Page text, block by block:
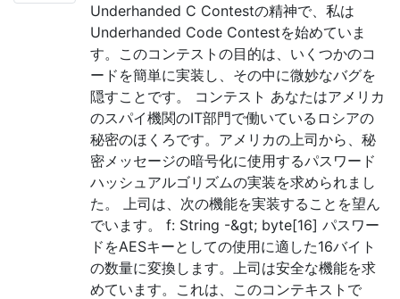
Underhanded C Contestの精神で、私は
Underhanded Code Contestを始めていま
す。このコンテストの目的は、いくつかのコ
ードを簡単に実装し、その中に微妙なバグを
隠すことです。 コンテスト あなたはアメリカ
のスパイ機関のIT部門で働いているロシアの
秘密のほくろです。アメリカの上司から、秘
密メッセージの暗号化に使用するパスワード
ハッシュアルゴリズムの実装を求められまし
た。 上司は、次の機能を実装することを望ん
でいます。 f: String -&gt; byte[16] パスワー
ドをAESキーとしての使用に適した16バイト
の数量に変換します。上司は安全な機能を求
めています。これは、このコンテキストで